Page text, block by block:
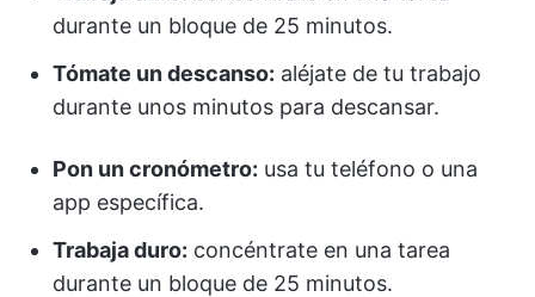
durante un bloque de 25 minutos.
Tómate un descanso: aléjate de tu trabajo
durante unos minutos para descansar.
Pon un cronómetro: usa tu teléfono o una
app específica.
Trabaja duro: concéntrate en una tarea
durante un bloque de 25 minutos.